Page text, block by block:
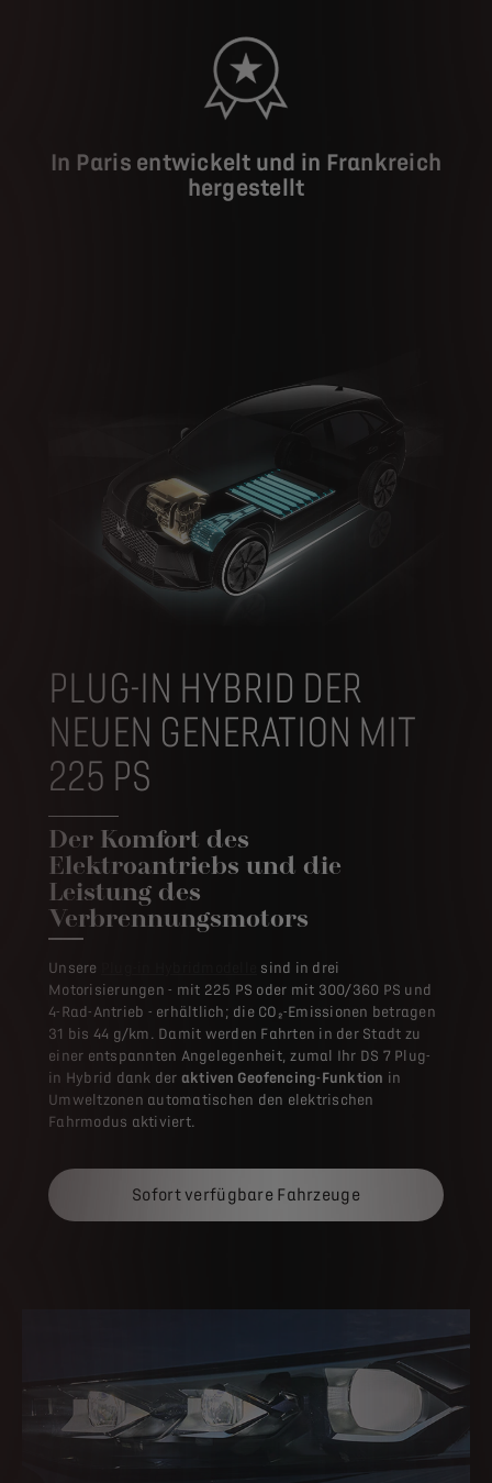
In Paris entwickelt und in Frankreich
hergestellt
PLUG-IN HYBRID DER
NEUEN GENERATION MIT
225 PS
Der Komfort des
Elektroantriebs und die
Leistung des
Verbrennungsmotors
Unsere
sind in drei
Motorisierungen - mit 225 PS oder mit 300/360 PS und
4-Rad-Antrieb - erhältlich; die CO₂-Emissionen betragen
31 bis 44 g/km. Damit werden Fahrten in der Stadt zu
einer entspannten Angelegenheit, zumal Ihr DS 7 Plug-
in Hybrid dank der aktiven Geofencing-Funktion in
Umweltzonen automatischen den elektrischen
Fahrmodus aktiviert.
Sofort verfügbare Fahrzeuge